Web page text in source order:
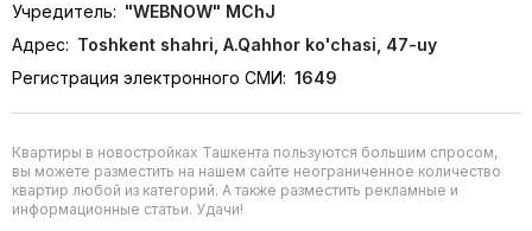
Учредитель: "WEBNOW" MChJ
Адрес: Toshkent shahri, A.Qahhor ko'chasi, 47-uy
Регистрация электронного СМИ: 1649
Квартиры в новостройках Ташкента пользуются большим спросом,
вы можете разместить на нашем сайте неограниченное количество
квартир любой из категорий. А также разместить рекламные и
информационные статьи. Удачи!